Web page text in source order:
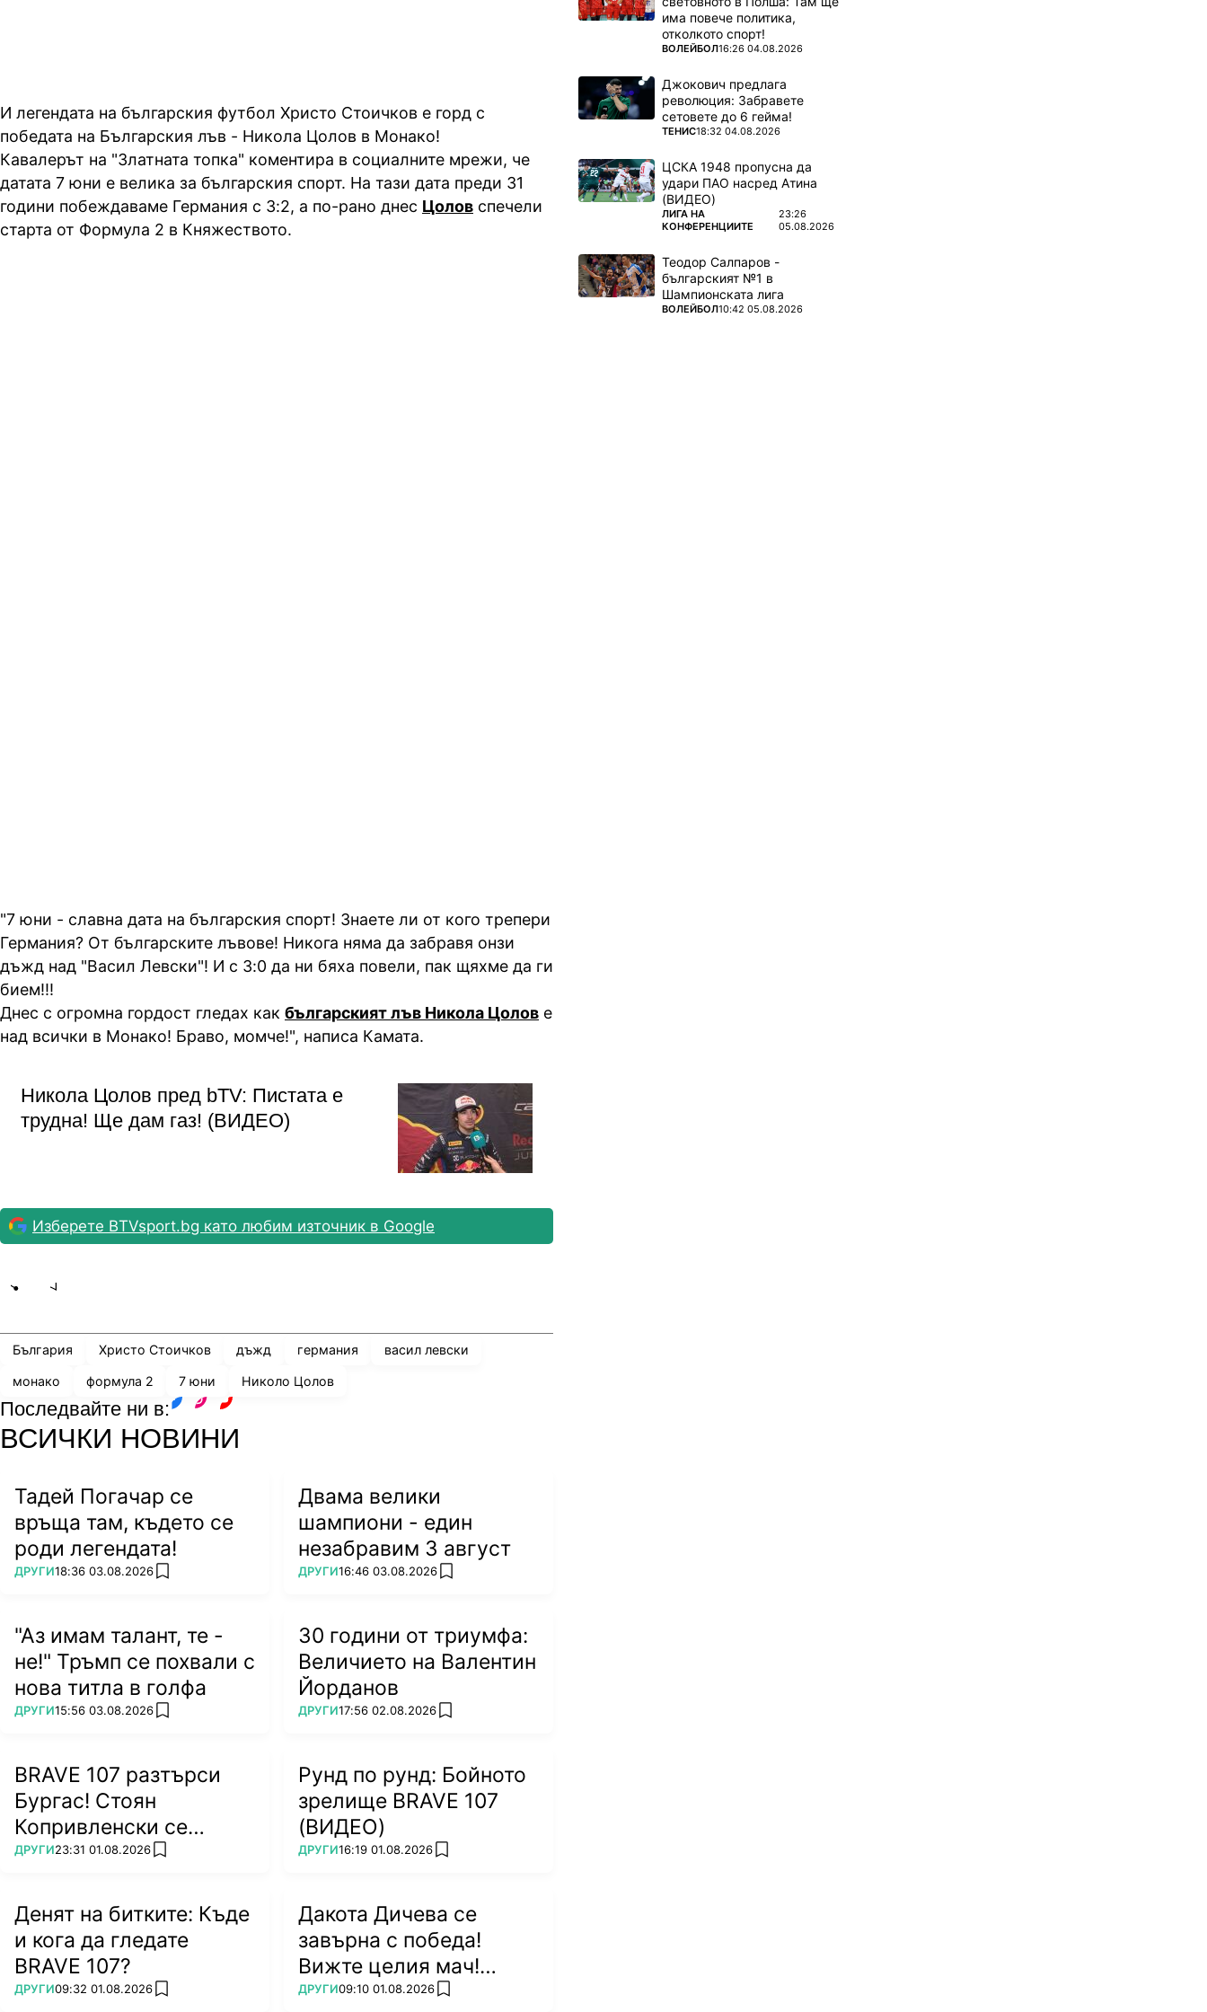
И легендата на българския футбол Христо Стоичков е горд с
победата на Българския лъв - Никола Цолов в Монако!
Кавалерът на "Златната топка" коментира в социалните мрежи, че
датата 7 юни е велика за българския спорт. На тази дата преди 31
години побеждаваме Германия с 3:2, а по-рано днес Цолов спечели
старта от Формула 2 в Княжеството.
"7 юни - славна дата на българския спорт! Знаете ли от кого трепери
Германия? От българските лъвове! Никога няма да забравя онзи
дъжд над "Васил Левски"! И с 3:0 да ни бяха повели, пак щяхме да ги
бием!!!
Днес с огромна гордост гледах как българският лъв Никола Цолов е
над всички в Монако! Браво, момче!", написа Камата.
Никола Цолов пред bTV: Пистата е
трудна! Ще дам газ! (ВИДЕО)
Изберете BTVsport.bg като любим източник в Google
България Христо Стоичков дъжд германия васил левски
монако формула 2 7 юни Николо Цолов
Последвайте ни в:
ВСИЧКИ НОВИНИ
Тадей Погачар се
връща там, където се
роди легендата!
ПОВЕЧЕ ОТ
ДРУГИ18:36 03.08.2026 add favorites
Двама велики
шампиони - един
незабравим 3 август
ПОВЕЧЕ ОТ
ДРУГИ16:46 03.08.2026 add favorites
"Аз имам талант, те -
не!" Тръмп се похвали с
нова титла в голфа
ПОВЕЧЕ ОТ
ДРУГИ15:56 03.08.2026 add favorites
30 години от триумфа:
Величието на Валентин
Йорданов
ПОВЕЧЕ ОТ
ДРУГИ17:56 02.08.2026 add favorites
BRAVE 107 разтърси
Бургас! Стоян
Копривленски се
завърна с победа!
ПОВЕЧЕ ОТ
ДРУГИ23:31 01.08.2026 add favorites
Рунд по рунд: Бойното
зрелище BRAVE 107
(ВИДЕО)
ПОВЕЧЕ ОТ
ДРУГИ16:19 01.08.2026 add favorites
Денят на битките: Къде
и кога да гледате
BRAVE 107?
ПОВЕЧЕ ОТ
ДРУГИ09:32 01.08.2026 add favorites
Дакота Дичева се
завърна с победа!
Вижте целия мач!
(ВИДЕО)
ПОВЕЧЕ ОТ
ДРУГИ09:10 01.08.2026 add favorites
има повече политика,
отколкото спорт!
ПОВЕЧЕ ОТ
ВОЛЕЙБОЛ16:26 04.08.2026
Джокович предлага
революция: Забравете
сетовете до 6 гейма!
ПОВЕЧЕ ОТ
ТЕНИС18:32 04.08.2026
ЦСКА 1948 пропусна да
удари ПАО насред Атина
(ВИДЕО)
ПОВЕЧЕ ОТ
ЛИГА НА
КОНФЕРЕНЦИИТЕ
23:26
05.08.2026
Теодор Салпаров -
българският №1 в
Шампионската лига
ПОВЕЧЕ ОТ
ВОЛЕЙБОЛ10:42 05.08.2026